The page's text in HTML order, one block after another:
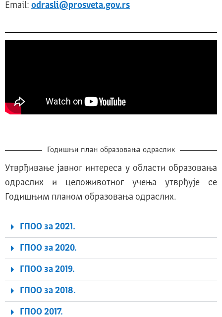
Email: odrasli@prosveta.gov.rs
Годишњи план образовања одраслих
Утврђивање јавног интереса у области образовања
одраслих и целоживотног учења утврђује се
Годишњим планом образовања одраслих.
ГПОО за 2021.
ГПОО за 2020.
ГПОО за 2019.
ГПОО за 2018.
ГПОО 2017.